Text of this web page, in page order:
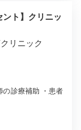
ント】クリニッ
リニック
診療補助 ・患者